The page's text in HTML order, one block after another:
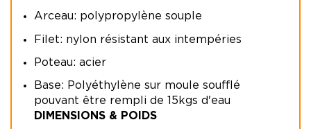
Arceau: polypropylène souple
Filet: nylon résistant aux intempéries
Poteau: acier
Base: Polyéthylène sur moule soufflé
pouvant être rempli de 15kgs d'eau
DIMENSIONS & POIDS